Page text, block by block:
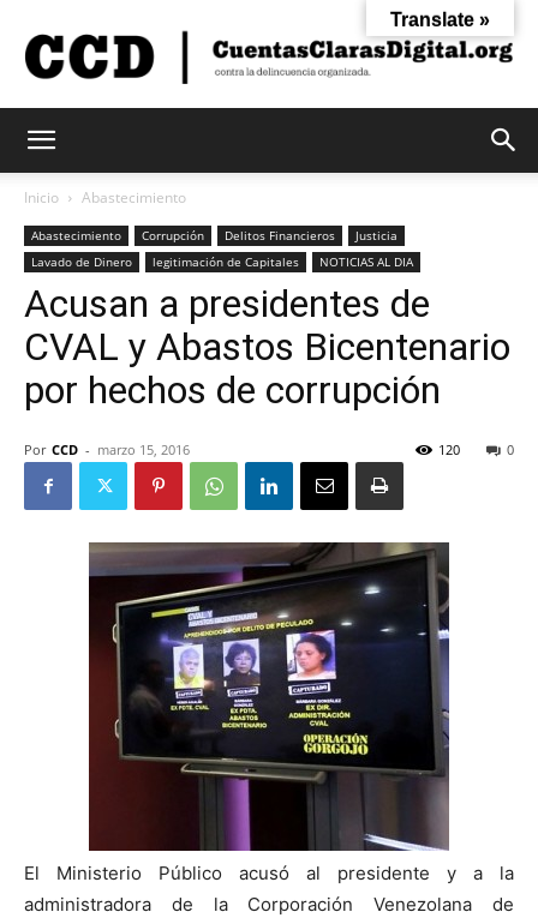
Claras
Inicio Abastecimiento
Abastecimiento Corrupción Delitos Financieros
Justicia
Lavado de Dinero
legitimación de Capitales NOTICIAS AL DIA
Acusan a presidentes de
CVAL y Abastos Bicentenario
por hechos de corrupción
Por CCD - marzo 15, 2016 0
120
El Ministerio Público acusó al presidente y a la
administradora de la Corporación Venezolana de
Translate »